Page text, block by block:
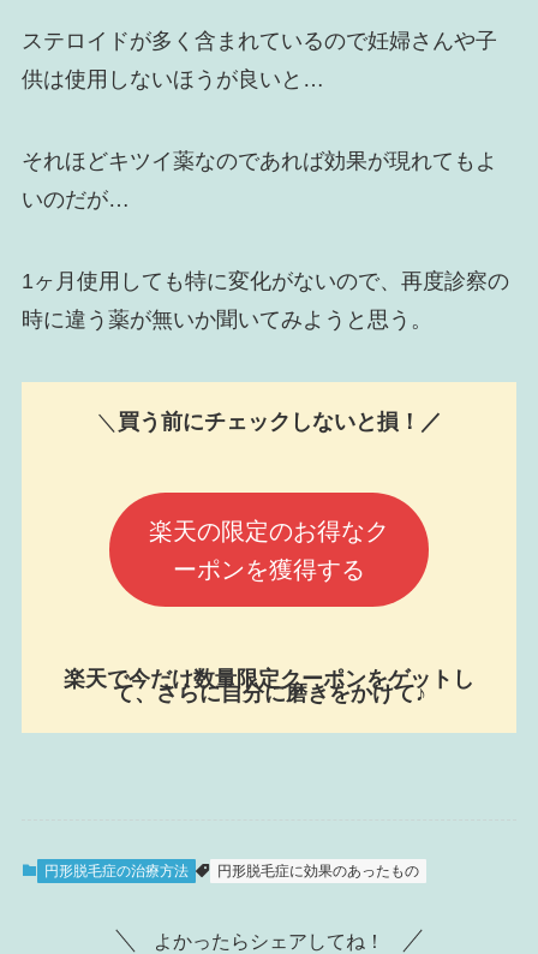
ステロイドが多く含まれているので妊婦さんや子
供は使用しないほうが良いと…
それほどキツイ薬なのであれば効果が現れてもよ
いのだが…
1ヶ月使用しても特に変化がないので、再度診察の
時に違う薬が無いか聞いてみようと思う。
＼ 買う前にチェックしないと損！／
楽天の限定のお得なク
ーポンを獲得する
楽天で今だけ数量限定クーポンをゲットし
て、さらに自分に磨きをかけて♪
円形脱毛症の治療方法 円形脱毛症に効果のあったもの
よかったらシェアしてね！